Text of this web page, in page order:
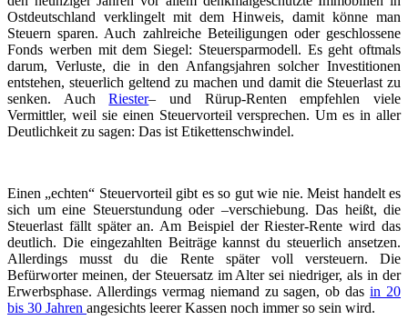
Ostdeutschland verklingelt mit dem Hinweis, damit könne man
Steuern sparen. Auch zahlreiche Beteiligungen oder geschlossene
Fonds werben mit dem Siegel: Steuersparmodell. Es geht oftmals
darum, Verluste, die in den Anfangsjahren solcher Investitionen
entstehen, steuerlich geltend zu machen und damit die Steuerlast zu
senken. AuchRiester– und Rürup-Renten empfehlen viele
Vermittler, weil sie einen Steuervorteil versprechen. Um es in aller
Deutlichkeit zu sagen: Das ist Etikettenschwindel.
Einen „echten“ Steuervorteil gibt es so gut wie nie. Meist handelt es
sich um eine Steuerstundung oder –verschiebung. Das heißt, die
Steuerlast fällt später an. Am Beispiel der Riester-Rente wird das
deutlich. Die eingezahlten Beiträge kannst du steuerlich ansetzen.
Allerdings musst du die Rente später voll versteuern. Die
Befürworter meinen, der Steuersatz im Alter sei niedriger, als in der
Erwerbsphase. Allerdings vermag niemand zu sagen, ob dasin 20
bis 30 Jahren angesichts leerer Kassen noch immer so sein wird.